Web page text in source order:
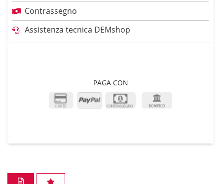
Contrassegno
Assistenza tecnica DEMshop
PAGA CON